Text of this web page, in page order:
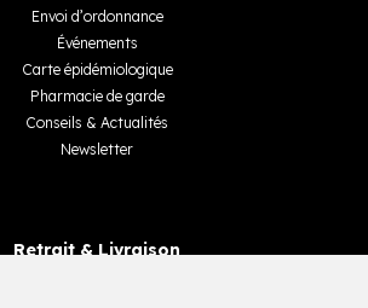
Envoi d’ordonnance
Événements
Carte épidémiologique
Pharmacie de garde
Conseils & Actualités
Newsletter
Retrait & Livraison